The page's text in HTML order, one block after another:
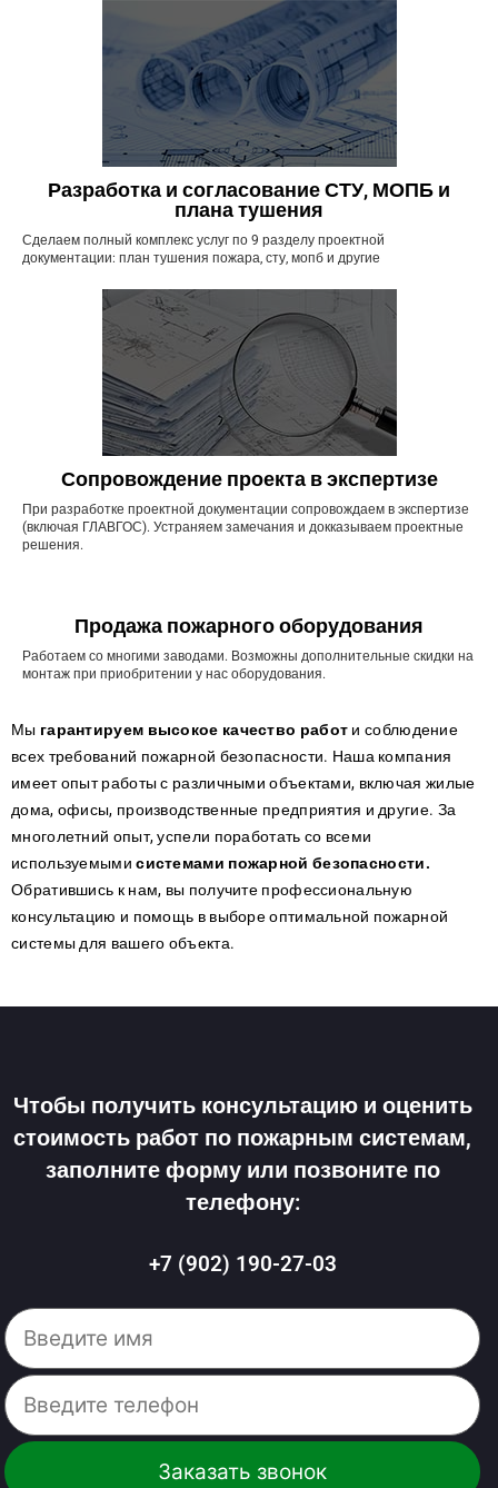
Разработка и согласование СТУ, МОПБ и
плана тушения
Сделаем полный комплекс услуг по 9 разделу проектной
документации: план тушения пожара, сту, мопб и другие
Сопровождение проекта в экспертизе
При разработке проектной документации сопровождаем в экспертизе
(включая ГЛАВГОС). Устраняем замечания и докказываем проектные
решения.
Продажа пожарного оборудования
Работаем со многими заводами. Возможны дополнительные скидки на
монтаж при приобритении у нас оборудования.
Мы гарантируем высокое качество работ и соблюдение
всех требований пожарной безопасности. Наша компания
имеет опыт работы с различными объектами, включая жилые
дома, офисы, производственные предприятия и другие. За
многолетний опыт, успели поработать со всеми
используемымисистемами пожарной безопасности.
Обратившись к нам, вы получите профессиональную
консультацию и помощь в выборе оптимальной пожарной
системы для вашего объекта.
Чтобы получить консультацию и оценить
стоимость работ по пожарным системам,
заполните форму или позвоните по
телефону:
+7 (902) 190-27-03